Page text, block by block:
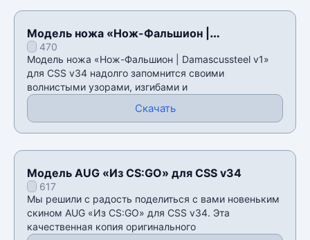
Модель ножа «Нож-Фальшион |
Damascussteel v1» для CSS v34
470
Модель ножа «Нож-Фальшион | Damascussteel v1»
для CSS v34 надолго запомнится своими
волнистыми узорами, изгибами и
Скачать
Модель AUG «Из CS:GO» для CSS v34
617
Мы решили с радость поделиться с вами новеньким
скином AUG «Из CS:GO» для CSS v34. Эта
качественная копия оригинального